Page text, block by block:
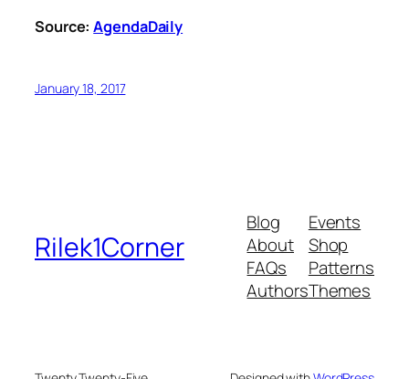
Source:AgendaDaily
January 18, 2017
Rilek1Corner
Blog
About
FAQs
Authors
Events
Shop
Patterns
Themes